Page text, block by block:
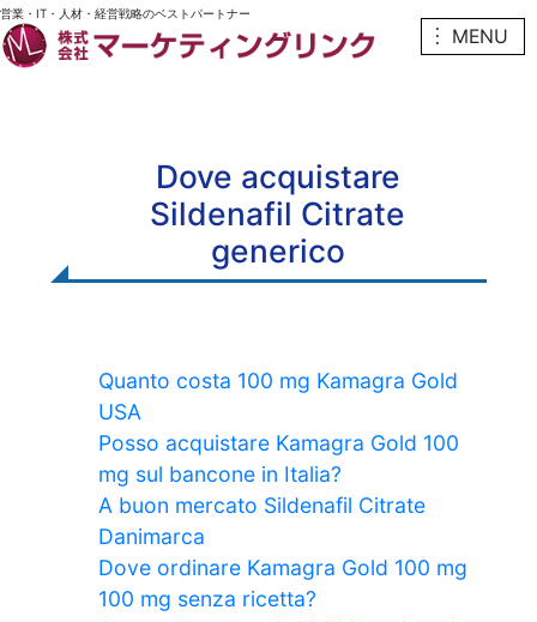
営業・IT・人材・経営戦略のベストパートナー
︙ MENU
Dove acquistare
Sildenafil Citrate
generico
Quanto costa 100 mg Kamagra Gold
USA
Posso acquistare Kamagra Gold 100
mg sul bancone in Italia?
A buon mercato Sildenafil Citrate
Danimarca
Dove ordinare Kamagra Gold 100 mg
100 mg senza ricetta?